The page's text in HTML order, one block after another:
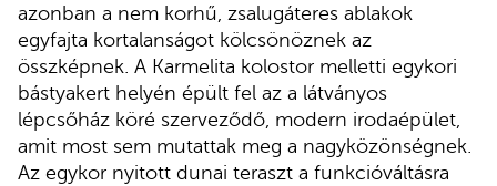
azonban a nem korhű, zsalugáteres ablakok
egyfajta kortalanságot kölcsönöznek az
összképnek. A Karmelita kolostor melletti egykori
bástyakert helyén épült fel az a látványos
lépcsőház köré szerveződő, modern irodaépület,
amit most sem mutattak meg a nagyközönségnek.
Az egykor nyitott dunai teraszt a funkcióváltásra